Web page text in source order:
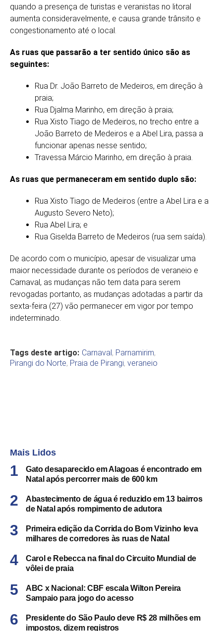
quando a presença de turistas e veranistas no litoral
aumenta consideravelmente, e causa grande trânsito e
congestionamento até o local.
As ruas que passarão a ter sentido único são as
seguintes:
Rua Dr. João Barreto de Medeiros, em direção à
praia;
Rua Djalma Marinho, em direção à praia;
Rua Xisto Tiago de Medeiros, no trecho entre a
João Barreto de Medeiros e a Abel Lira, passa a
funcionar apenas nesse sentido;
Travessa Márcio Marinho, em direção à praia.
As ruas que permaneceram em sentido duplo são:
Rua Xisto Tiago de Medeiros (entre a Abel Lira e a
Augusto Severo Neto);
Rua Abel Lira; e
Rua Giselda Barreto de Medeiros (rua sem saída).
De acordo com o município, apesar de visualizar uma
maior necessidade durante os períodos de veraneio e
Carnaval, as mudanças não tem data para serem
revogadas portanto, as mudanças adotadas a partir da
sexta-feira (27) vão permanecer em vigor por tempo
indeterminado.
Tags deste artigo: Carnaval, Parnamirim,
Pirangi do Norte, Praia de Pirangi, veraneio
Mais Lidos
Gato desaparecido em Alagoas é encontrado em
Natal após percorrer mais de 600 km
Abastecimento de água é reduzido em 13 bairros
de Natal após rompimento de adutora
Primeira edição da Corrida do Bom Vizinho leva
milhares de corredores às ruas de Natal
Carol e Rebecca na final do Circuito Mundial de
vôlei de praia
ABC x Nacional: CBF escala Wilton Pereira
Sampaio para jogo do acesso
Presidente do São Paulo deve R$ 28 milhões em
impostos, dizem registros